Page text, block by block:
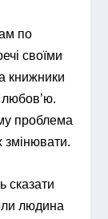
по
своїми
книжники
любов’ю.
проблема
змінювати.
сказати
людина